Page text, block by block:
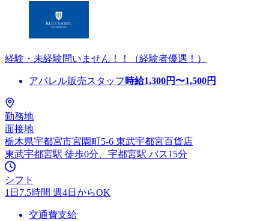
経験・未経験問いません！！（経験者優遇！）
アパレル販売スタッフ 時給1,300円〜1,500円
勤務地
面接地
栃木県宇都宮市宮園町5-6 東武宇都宮百貨店
東武宇都宮駅 徒歩0分、宇都宮駅 バス15分
シフト
1日7.5時間 週4日からOK
交通費支給